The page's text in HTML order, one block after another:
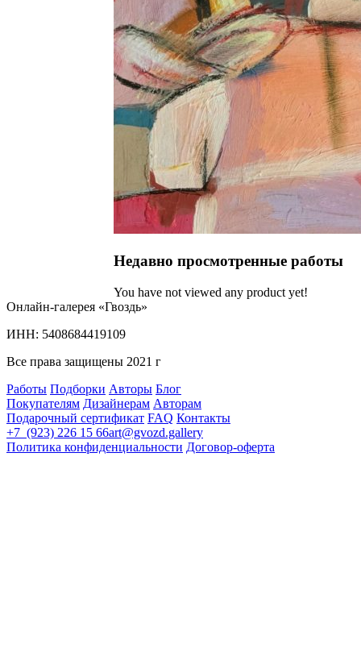
Недавно просмотренные работы
You have not viewed any product yet!
Онлайн-галерея «Гвоздь»
ИНН: 5408684419109
Все права защищены 2021 г
Работы Подборки Авторы Блог
Покупателям Дизайнерам Авторам
Подарочный сертификат FAQ Контакты
+7 (923) 226 15 66art@gvozd.gallery
Политика конфиденциальности Договор-оферта